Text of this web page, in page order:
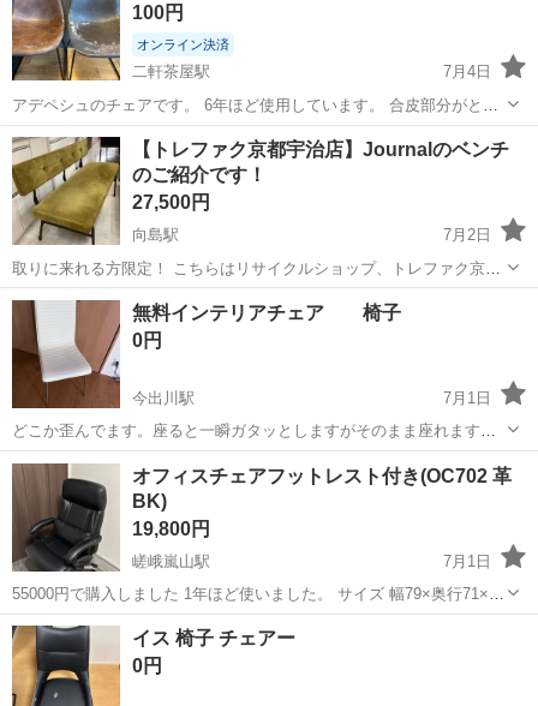
イン上に流します・組立作業...
100円
オンライン決済
二軒茶屋駅
7月4日
アデペシュのチェアです。 6年ほど使用しています。 合皮部分がとこ
ろどころ剥げてきています。 部品取り等にいかがでしょうか？
京都 京都市 二軒茶屋駅 椅子
【トレファク京都宇治店】Journalのベンチ
のご紹介です！
27,500円
向島駅
7月2日
取りに来れる方限定！ こちらはリサイクルショップ、トレファク京都
宇治店からの出品です。 ●商品情報 アイテム名:ベンチ ブラン
ド:Jounal サイズ：幅約127cm×奥行き約50cm×高さ約73（...
京都 京都市 向島駅 椅子 トレファク
無料インテリアチェア 椅子
0円
今出川駅
7月1日
どこか歪んでます。座ると一瞬ガタッとしますがそのまま座れます。
歪みを治して使ってくださるかたどなたかどうぞ。 見た目は綺麗です
京都 京都市
オフィスチェアフットレスト付き(OC702 革
BK)
19,800円
嵯峨嵐山駅
7月1日
55000円で購入しました 1年ほど使いました。 サイズ 幅79×奥行71×高
さ110cm 素材 本革／合成皮革 重量 約22.5kg カラー ブラック
京都 京都市 嵯峨嵐山駅 椅子
0円